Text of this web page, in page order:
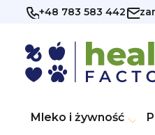
Przejść +48 783 583 442
Mleko i żywność